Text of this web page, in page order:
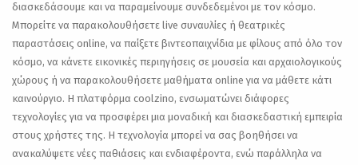
διασκεδάσουμε και να παραμείνουμε συνδεδεμένοι με τον κόσμο.
Μπορείτε να παρακολουθήσετε live συναυλίες ή θεατρικές
παραστάσεις online, να παίξετε βιντεοπαιχνίδια με φίλους από όλο τον
κόσμο, να κάνετε εικονικές περιηγήσεις σε μουσεία και αρχαιολογικούς
χώρους ή να παρακολουθήσετε μαθήματα online για να μάθετε κάτι
καινούργιο. Η πλατφόρμα coolzino, ενσωματώνει διάφορες
τεχνολογίες για να προσφέρει μια μοναδική και διασκεδαστική εμπειρία
στους χρήστες της. Η τεχνολογία μπορεί να σας βοηθήσει να
ανακαλύψετε νέες παθιάσεις και ενδιαφέροντα, ενώ παράλληλα να